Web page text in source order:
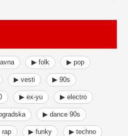
▶ folk ▶ pop
▶ vesti ▶ 90s
▶ ex-yu ▶ electro
▶ dance 90s
▶ funky ▶ techno